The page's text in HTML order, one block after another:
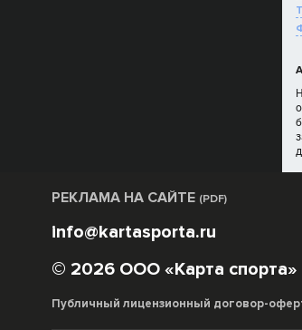
РЕКЛАМА НА САЙТЕ (PDF)
info@kartasporta.ru
© 2026 ООО «Карта спорта»
Публичный лицензионный договор-